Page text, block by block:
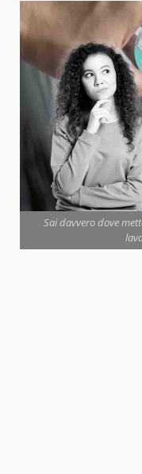
Sai davvero dove